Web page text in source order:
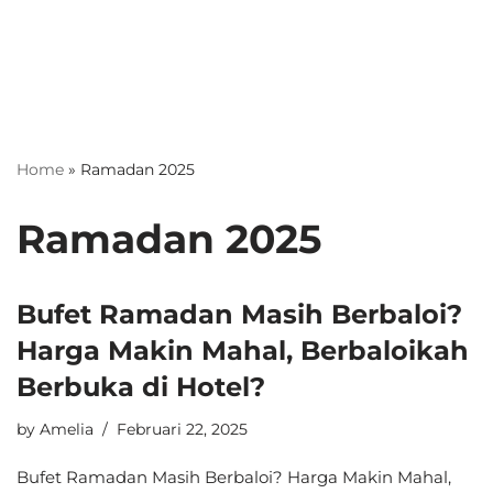
Home » Ramadan 2025
Ramadan 2025
Bufet Ramadan Masih Berbaloi?
Harga Makin Mahal, Berbaloikah
Berbuka di Hotel?
by Amelia Februari 22, 2025
Bufet Ramadan Masih Berbaloi? Harga Makin Mahal,